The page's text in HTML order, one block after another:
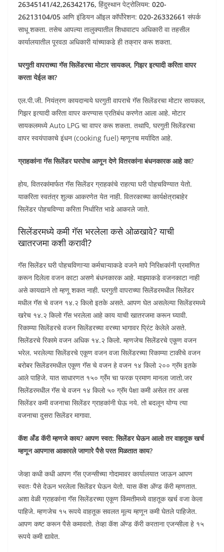
26345141/42,26342176, हिंदुस्थान पेट्रोलियम: 020-
26213104/05 आणि इंडियन ऑइल कॉर्पोरेशन: 020-26332661 संपर्क
साधू शकता. तसेच आपल्या तालुक्यातील शिधावाटप अधिकारी वा तहसील
कार्यालयातील पूरवठा अधिकारी यांच्याकडे ही तक्रार करू शकता.
घरगुती वापराच्या गॅस सिलेंडरचा मोटार सायकल, गिझर इत्यादी करिता वापर
करता येईल का?
एल.पी.जी. नियंत्रण कायदान्वये घरगुती वापराचे गॅस सिलेंडरचा मोटार सायकल,
गिझर इत्यादी करिता वापर करण्यास प्रतिबंध करणेत आला आहे. मोटार
सायकलमध्ये Auto LPG चा वापर करू शकता. तथापि, घरगुती सिलेंडरचा
वापर स्वयंपाकाचे इंधन (cooking fuel) म्हणूनच मर्यादित आहे.
ग्राहकांना गॅस सिलेंडर घरपोच आणून देणे वितरकांना बंधनकारक आहे का?
होय, वितरकांमार्फत गॅस सिलेंडर ग्राहकांचे राहत्या घरी पोहचविण्यात येतो.
याकरिता स्वतंत्र शुल्क आकरणेत येत नाही. वितरकाच्या कार्यक्षेत्राबाहेर
सिलेंडर पोहचविण्या करिता निर्धारित भाडे आकरले जाते.
सिलेंडरमध्ये कमी गॅस भरलेला कसे ओळखावे? याची
खातरजमा कशी करावी?
गॅस सिलेंडर घरी पोहचविणाऱ्या कर्मचाऱ्याकडे वजने मापे निरिक्षकांनी प्रमाणित
करून दिलेला वजन काटा असणे बंधनकारक आहे. माझ्याकडे वजनकाटा नाही
असे कायद्याने तो म्हणू शकत नाही. घरगुती वापराच्या सिलेंडरमधील सिलेंडर
मधील गॅस चे वजन १४.२ किलो इतके असते. आपण घेत असलेल्या सिलेंडरमध्ये
खरेच १४.२ किलो गॅस भरलेला आहे काय याची खातरजमा करून घ्यावी.
रिकाम्या सिलेंडरचे वजन सिलेंडरच्या वरच्या भागावर प्रिंट केलेले असते.
सिलेंडरचे रिकामे वजन अधिक १४.२ किलो. म्हणजेच सिलेंडरचे एकूण वजन
भरेल. भरलेल्या सिलेंडरचे एकूण वजन वजा सिलेंडरच्या रिकाम्या टाकीचे वजन
बरोबर सिलेंडरमधील एकूण गॅस चे वजन हे वजन १४ किलो २०० ग्रॅम इतके
आले पाहिजे. यात साधारणत १५० ग्रँम चा फरक प्रमाण मानला जातो.जर
सिलेंडरमधील गॅस चे वजन १४ किलो ५० ग्रॅम पेक्षा कमी असेल तर असा
सिलेंडर कमी वजनाचा सिलेंडर ग्राहकांनी घेऊ नये. तो बदलून योग्य त्या
वजनाचा दुसरा सिलेंडर मागावा.
कॅश अँड कॅरी म्हणजे काय? आपण स्वत: सिलेंडर घेऊन आलो तर वाहतूक खर्च
म्हणून आपणास आकारले जाणारे पैसे परत मिळतात काय?
जेव्हा कधी कधी आपण गॅस एजन्सीच्या गोदामावर कार्यालयात जाऊन आपण
स्वतः पैसे देऊन भरलेला सिलेंडर घेऊन येतो. यास कॅश ॲण्ड कॅरी म्हणतात.
अशा वेळी ग्राहकांना गॅस सिलेंडरच्या एकूण किंमतीमध्ये वाहतूक खर्च वजा केला
पाहिजे. म्हणजेच १५ रूपये वाहतूक सवलत मूल्य म्हणून कमी घेतले पाहिजेत.
आपण कष्ट करून पैसे कमावतो. तेव्हा कॅश ॲण्ड कॅरी करताना एजन्सीला हे १५
रूपये कमी द्यावेत.